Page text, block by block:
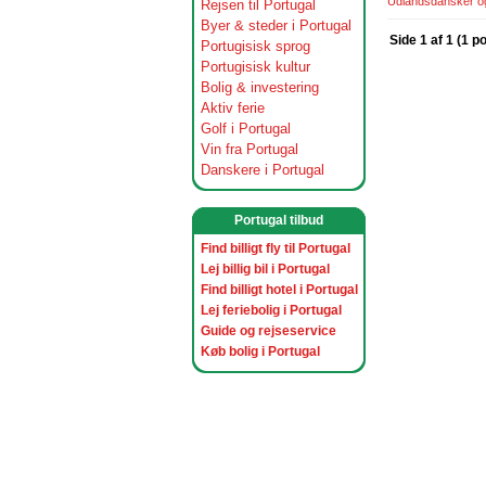
Rejsen til Portugal
Byer & steder i Portugal
Portugisisk sprog
Portugisisk kultur
Bolig & investering
Aktiv ferie
Golf i Portugal
Vin fra Portugal
Danskere i Portugal
Portugal tilbud
Find billigt fly til Portugal
Lej billig bil i Portugal
Find billigt hotel i Portugal
Lej feriebolig i Portugal
Guide og rejseservice
Køb bolig i Portugal
Side 1 af 1 (1